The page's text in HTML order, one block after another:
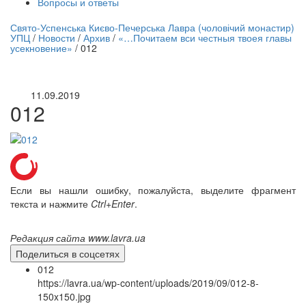
трансляция | 12 сентября
трансляции
Свято-Успенська Києво-Печерська Лавра (чоловічий монастир)
УПЦ / Новости / Архив / «…Почитаем вси честныя твоея главы
усекновение» / 012
11.09.2019
012
Если вы нашли ошибку, пожалуйста, выделите фрагмент
текста и нажмите Ctrl+Enter.
Редакция сайта www.lavra.ua
Поделиться в соцсетях
012
https://lavra.ua/wp-content/uploads/2019/09/012-8-
150x150.jpg